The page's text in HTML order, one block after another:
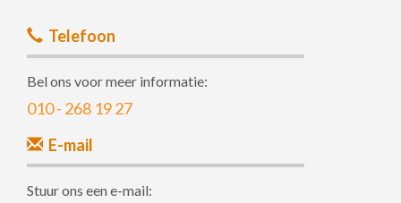
Telefoon
Bel ons voor meer informatie:
010 - 268 19 27
E-mail
Stuur ons een e-mail: